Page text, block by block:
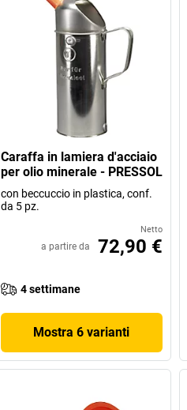
Caraffa in lamiera d'acciaio
per olio minerale - PRESSOL
con beccuccio in plastica, conf.
da 5 pz.
Netto
a partire da 72,90 €
4 settimane
Mostra 6 varianti